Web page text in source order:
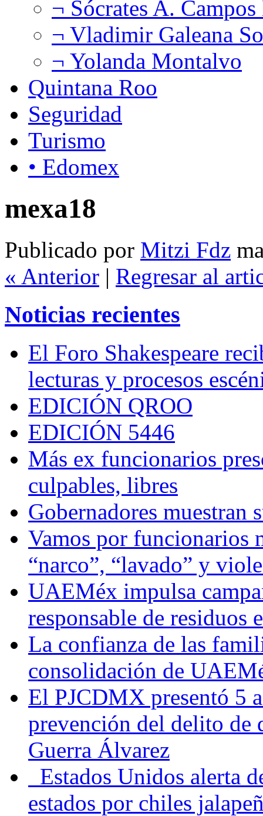
¬ Sócrates A.
¬ Vladimir Galeana
¬ Yolanda Montalvo
Quintana Roo
Seguridad
Turismo
• Edomex
mexa18
Publicado por Mitzi Fdz
« Anterior | Regresar al
Noticias recientes
El Foro Shakespeare
lecturas y procesos
EDICIÓN QROO
EDICIÓN 5446
Más ex funcionarios
culpables, libres
Gobernadores muestran
Vamos por funcionarios
“narco”, “lavado” y
UAEMéx impulsa
responsable de residuos
La confianza de las
consolidación de
El PJCDMX presentó 5
prevención del delito de
Guerra Álvarez
Estados Unidos alerta
estados por chiles